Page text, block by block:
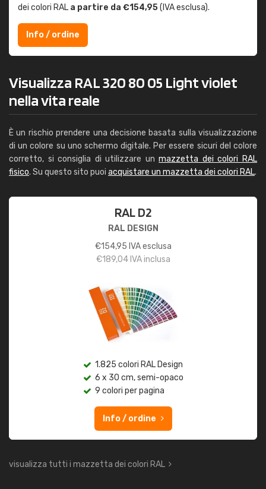
dei colori RAL a partire da €154,95(IVA esclusa).
Info / ordine
Visualizza RAL 320 80 05 Light violet
nella vita reale
È un rischio prendere una decisione basata sulla visualizzazione
di un colore su uno schermo digitale. Per essere sicuri del colore
corretto, si consiglia di utilizzare unmazzetta dei colori RAL
fisico. Su questo sito puoi acquistare un mazzetta dei colori RAL.
RAL D2
RAL DESIGN
€154,95 IVA esclusa
€189,04IVA inclusa
1.825 colori RAL Design
6 x 30 cm, semi-opaco
9 colori per pagina
Info / ordine
visualizza tutti i mazzetta dei colori RAL